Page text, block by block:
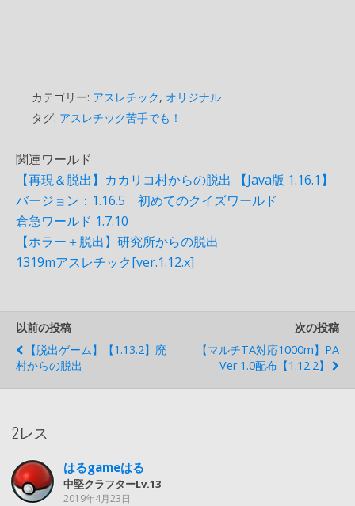
カテゴリー: アスレチック, オリジナル
タグ: アスレチック苦手でも！
関連ワールド
【再現＆脱出】カカリコ村からの脱出 【Java版 1.16.1】
バージョン：1.16.5 初めてのクイズワールド
倉急ワールド 1.7.10
【ホラー＋脱出】研究所からの脱出
1319mアスレチック[ver.1.12.x]
以前の投稿
【脱出ゲーム】【1.13.2】廃
村からの脱出
次の投稿
【マルチTA対応1000m】PA
Ver 1.0配布【1.12.2】
2レス
はるgameはる
中堅クラフターLv.13
2019年4月23日